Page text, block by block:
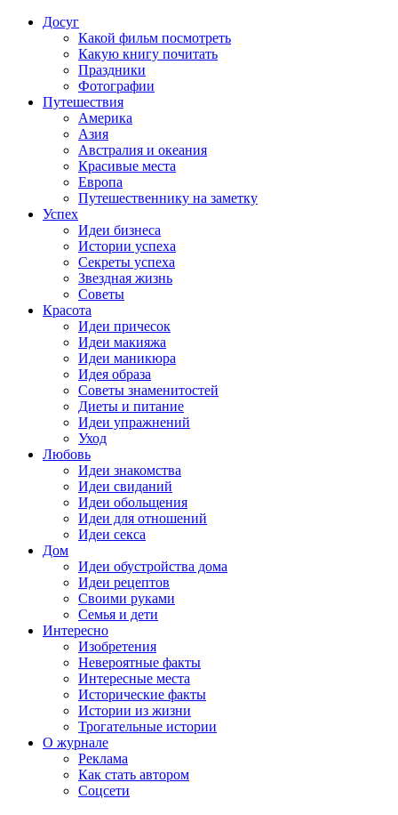
Досуг
Какой фильм посмотреть
Какую книгу почитать
Праздники
Фотографии
Путешествия
Америка
Азия
Австралия и океания
Красивые места
Европа
Путешественнику на заметку
Успех
Идеи бизнеса
Истории успеха
Секреты успеха
Звездная жизнь
Советы
Красота
Идеи причесок
Идеи макияжа
Идеи маникюра
Идея образа
Советы знаменитостей
Диеты и питание
Идеи упражнений
Уход
Любовь
Идеи знакомства
Идеи свиданий
Идеи обольщения
Идеи для отношений
Идеи секса
Дом
Идеи обустройства дома
Идеи рецептов
Своими руками
Семья и дети
Интересно
Изобретения
Невероятные факты
Интересные места
Исторические факты
Истории из жизни
Трогательные истории
О журнале
Реклама
Как стать автором
Соцсети